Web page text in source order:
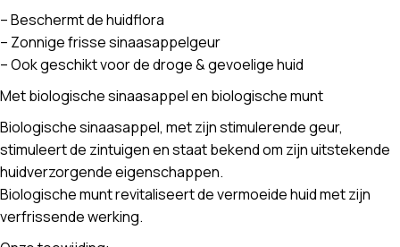
– Beschermt de huidflora
– Zonnige frisse sinaasappelgeur
– Ook geschikt voor de droge & gevoelige huid
Met biologische sinaasappel en biologische munt
Biologische sinaasappel, met zijn stimulerende geur,
stimuleert de zintuigen en staat bekend om zijn uitstekende
huidverzorgende eigenschappen.
Biologische munt revitaliseert de vermoeide huid met zijn
verfrissende werking.